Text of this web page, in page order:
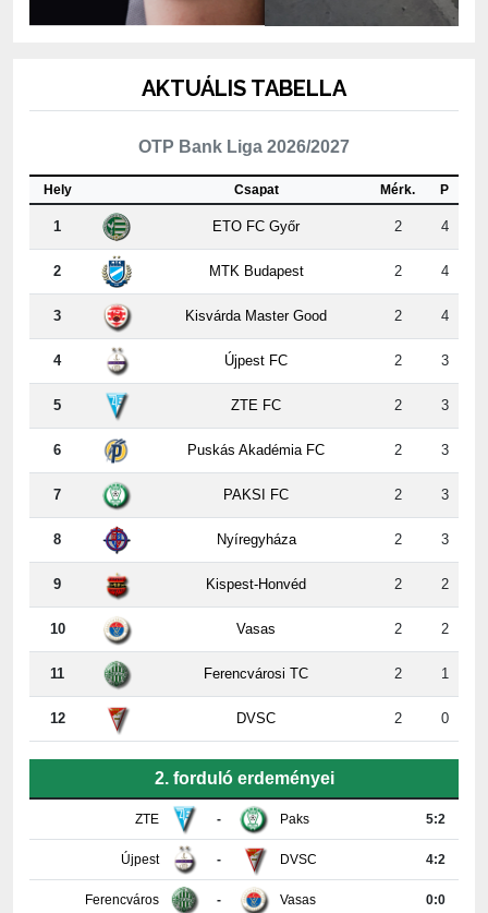
OTP Bank Liga 2026/2027
Csapat
1 ETO FC Győr 2 4
2 MTK Budapest 2 4
3 Kisvárda Master Good 2 4
4 Újpest FC 2 3
5 ZTE FC 2 3
6 Puskás Akadémia FC 2 3
7 PAKSI FC 2 3
8 Nyíregyháza 2 3
9 Kispest-Honvéd 2 2
10 Vasas 2 2
11 Ferencvárosi TC 2 1
12 DVSC 2 0
ZTE - Paks
Újpest DVSC 4:2
Ferencváros Vasas 0:0
Győr Nyíregyháza 4:0